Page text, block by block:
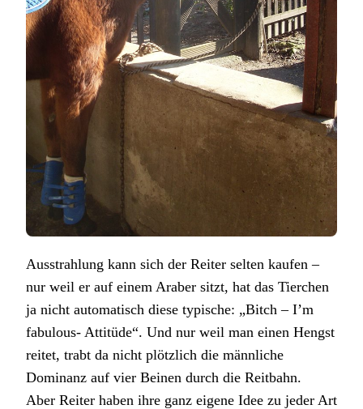
Ausstrahlung kann sich der Reiter selten kaufen –
nur weil er auf einem Araber sitzt, hat das Tierchen
ja nicht automatisch diese typische: „Bitch – I’m
fabulous- Attitüde“. Und nur weil man einen Hengst
reitet, trabt da nicht plötzlich die männliche
Dominanz auf vier Beinen durch die Reitbahn.
Aber Reiter haben ihre ganz eigene Idee zu jeder Art